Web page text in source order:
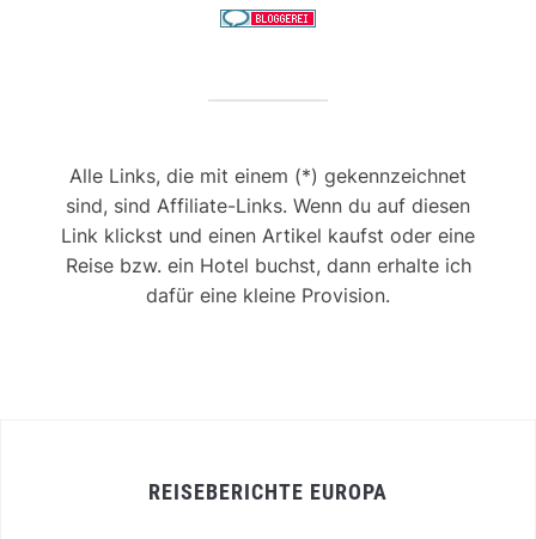
Alle Links, die mit einem (*) gekennzeichnet
sind, sind Affiliate-Links. Wenn du auf diesen
Link klickst und einen Artikel kaufst oder eine
Reise bzw. ein Hotel buchst, dann erhalte ich
dafür eine kleine Provision.
REISEBERICHTE EUROPA